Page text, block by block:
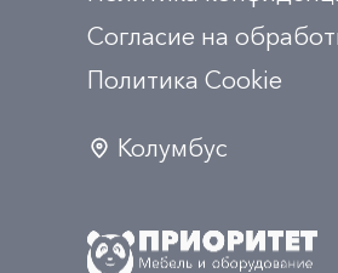
Согласие на
Политика Сookie
Колумбус